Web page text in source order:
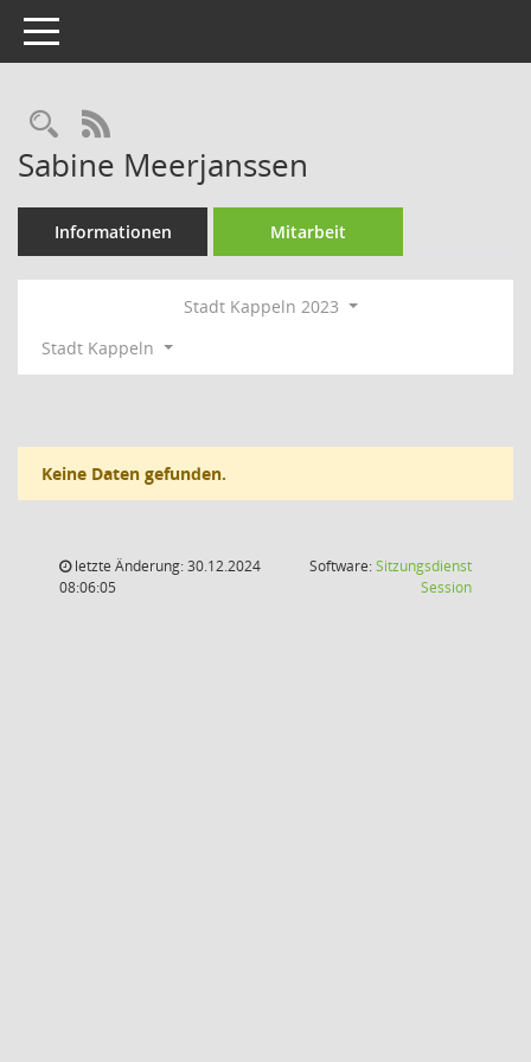
Toggle navigation
Rechercheauswahl
RSS-Feed
Sabine Meerjanssen
Informationen Mitarbeit
Stadt Kappeln 2023
Stadt Kappeln
Keine Daten gefunden.
letzte Änderung: 30.12.2024
08:06:05
Software:Sitzungsdienst
Session(Wird in